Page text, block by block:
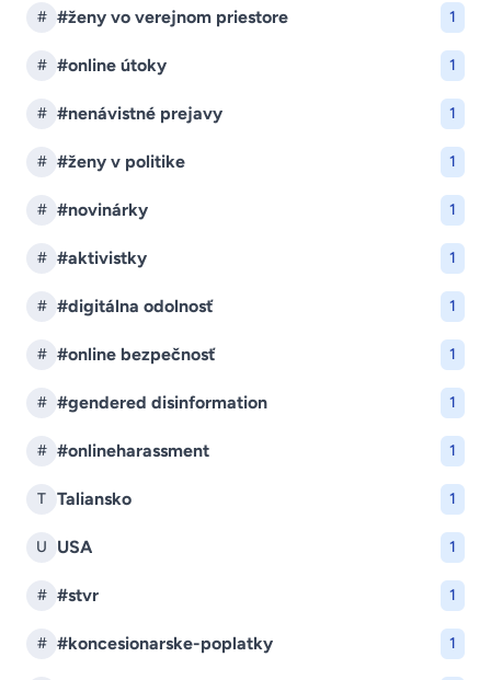
# #ženy vo verejnom priestore 1
# #online útoky 1
# #nenávistné prejavy 1
# #ženy v politike 1
# #novinárky 1
# #aktivistky 1
# #digitálna odolnosť 1
# #online bezpečnosť 1
# #gendered disinformation 1
# #onlineharassment 1
T Taliansko 1
U USA 1
# #stvr 1
# #koncesionarske-poplatky 1